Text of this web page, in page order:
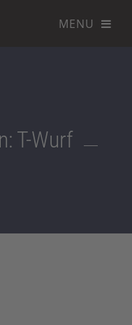
T-Wurf